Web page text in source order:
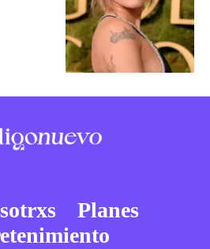
Planes